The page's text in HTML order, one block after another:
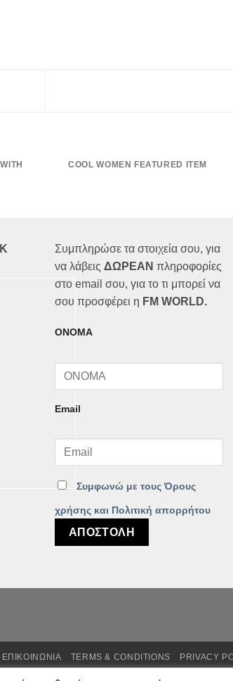
COOL WOMEN FEATURED ITEM
Συμπληρώσε τα στοιχεία σου, για
να λάβεις ΔΩΡΕΑΝ πληροφορίες
στο email σου, για το τι μπορεί να
σου προσφέρει η FM WORLD.
ΟΝΟΜΑ
Email
Συμφωνώ με τους Όρους
χρήσης και Πολιτική απορρήτου
ΕΠΙΚΟΙΝΩΝΙΑ TERMS & CONDITIONS PRIVACY
- FM WORLD Business Partner.